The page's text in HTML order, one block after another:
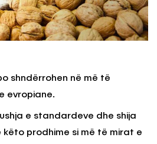
shndërrohen në më të
evropiane.
e standardeve dhe shija
këto prodhime si më të mirat e